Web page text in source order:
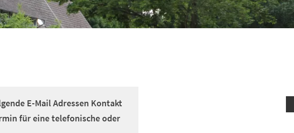
E-Mail Adressen Kontakt
für eine telefonische oder